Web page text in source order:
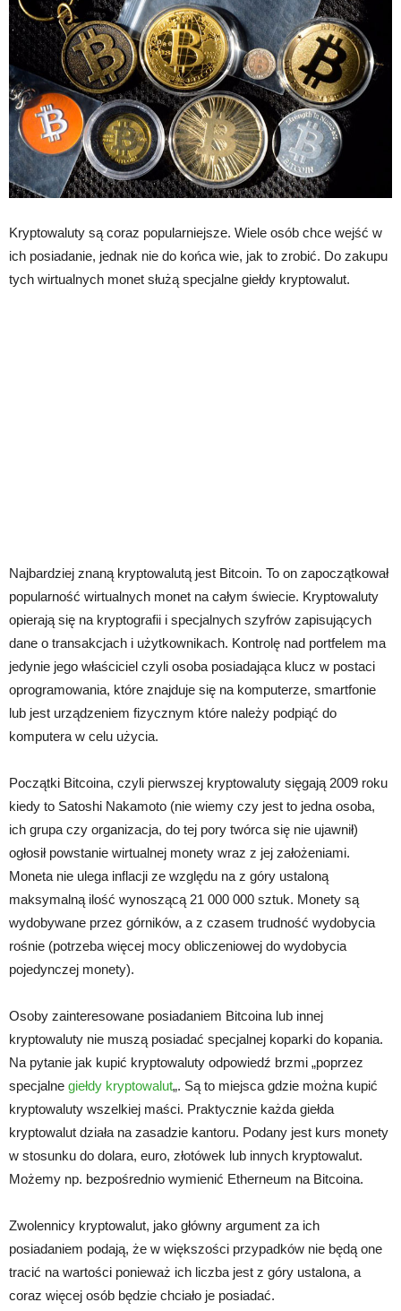
Kryptowaluty są coraz popularniejsze. Wiele osób chce wejść w
ich posiadanie, jednak nie do końca wie, jak to zrobić. Do zakupu
tych wirtualnych monet służą specjalne giełdy kryptowalut.
Najbardziej znaną kryptowalutą jest Bitcoin. To on zapoczątkował
popularność wirtualnych monet na całym świecie. Kryptowaluty
opierają się na kryptografii i specjalnych szyfrów zapisujących
dane o transakcjach i użytkownikach. Kontrolę nad portfelem ma
jedynie jego właściciel czyli osoba posiadająca klucz w postaci
oprogramowania, które znajduje się na komputerze, smartfonie
lub jest urządzeniem fizycznym które należy podpiąć do
komputera w celu użycia.
Początki Bitcoina, czyli pierwszej kryptowaluty sięgają 2009 roku
kiedy to Satoshi Nakamoto (nie wiemy czy jest to jedna osoba,
ich grupa czy organizacja, do tej pory twórca się nie ujawnił)
ogłosił powstanie wirtualnej monety wraz z jej założeniami.
Moneta nie ulega inflacji ze względu na z góry ustaloną
maksymalną ilość wynoszącą 21 000 000 sztuk. Monety są
wydobywane przez górników, a z czasem trudność wydobycia
rośnie (potrzeba więcej mocy obliczeniowej do wydobycia
pojedynczej monety).
Osoby zainteresowane posiadaniem Bitcoina lub innej
kryptowaluty nie muszą posiadać specjalnej koparki do kopania.
Na pytanie jak kupić kryptowaluty odpowiedź brzmi „poprzez
specjalne giełdy kryptowalut„. Są to miejsca gdzie można kupić
kryptowaluty wszelkiej maści. Praktycznie każda giełda
kryptowalut działa na zasadzie kantoru. Podany jest kurs monety
w stosunku do dolara, euro, złotówek lub innych kryptowalut.
Możemy np. bezpośrednio wymienić Etherneum na Bitcoina.
Zwolennicy kryptowalut, jako główny argument za ich
posiadaniem podają, że w większości przypadków nie będą one
tracić na wartości ponieważ ich liczba jest z góry ustalona, a
coraz więcej osób będzie chciało je posiadać.